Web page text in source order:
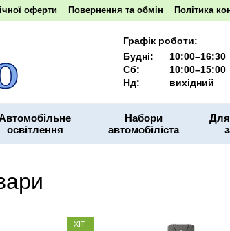
оферти Повернення та обмін Політика
Графік роботи:
Будні:
10:00–16:30
Сб:
10:00–15:00
Нд:
вихідний
освітлення
Набори
автомобіліста
ХІТ